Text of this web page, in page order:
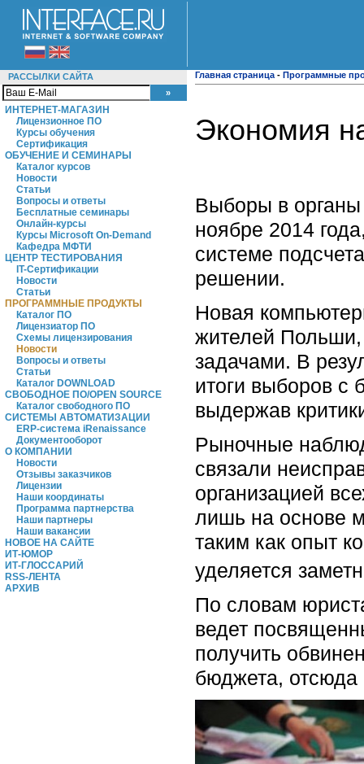
РАССЫЛКИ САЙТА
ИНТЕРНЕТ-МАГАЗИН
Лицензионное ПО
Курсы обучения
Сертификация
ОБУЧЕНИЕ И СЕМИНАРЫ
Каталог курсов
Новости
Статьи
Вопросы и ответы
Бесплатные семинары
Онлайн-курсы
Курсы Microsoft On-Demand
Кафедра МФТИ
ЦЕНТР ТЕСТИРОВАНИЯ
IT-Сертификации
Новости
Статьи
ПРОГРАММНЫЕ ПРОДУКТЫ
Каталог ПО
Лицензиатор ПО
Схемы лицензирования
Новости
Вопросы и ответы
Статьи
Каталог DOWNLOAD
СВОБОДНОЕ ПО/OPEN SOURCE
Каталог свободного ПО
СИСТЕМЫ АВТОМАТИЗАЦИИ
ERP-система iRenaissance
Документооборот
О КОМПАНИИ
Новости
Отзывы заказчиков
Лицензии
Наши координаты
Программа партнерства
Наши партнеры
Наши вакансии
НОВОЕ НА САЙТЕ
ИТ-ЮМОР
ИТ-ГЛОССАРИЙ
RSS-ЛЕНТА
АРХИВ
Главная страница - Программные
Экономия
Выборы в
ноябре 2014
системе
решении.
Новая
жителей Польши,
задачами. В
итоги выборов с
выдержав
Рыночные
связали
организацией
лишь на основе
таким как опыт
уделяется
По словам
ведет
получить
бюджета, отсюда